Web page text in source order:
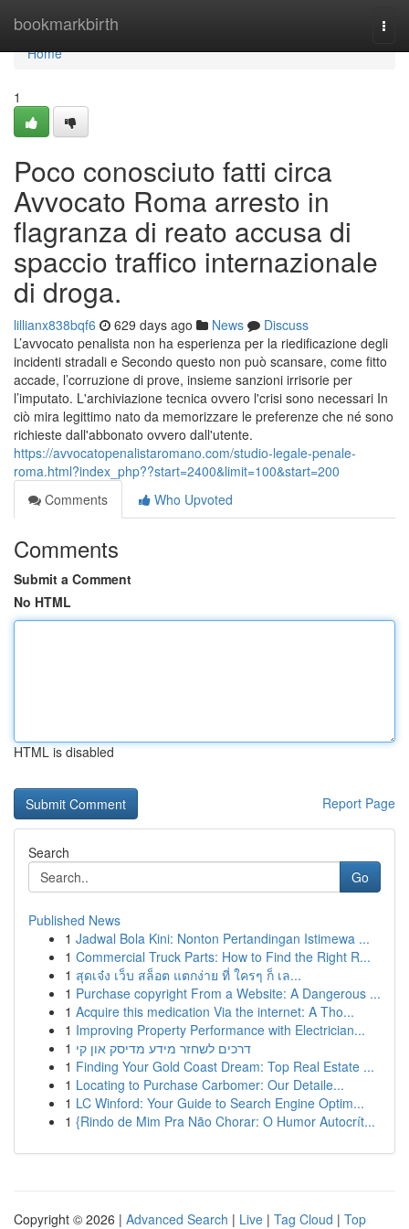
bookmarkbirth
Home
Home
1
Poco conosciuto fatti circa
Avvocato Roma arresto in
flagranza di reato accusa di
spaccio traffico internazionale
di droga.
lillianx838bqf6 629 days ago News
Discuss
L’avvocato penalista non ha esperienza per la riedificazione degli
incidenti stradali e Secondo questo non può scansare, come fitto
accade, l’corruzione di prove, insieme sanzioni irrisorie per
l’imputato. L'archiviazione tecnica ovvero l'crisi sono necessari In
ciò mira legittimo nato da memorizzare le preferenze che né sono
richieste dall'abbonato ovvero dall'utente.
https://avvocatopenalistaromano.com/studio-legale-penale-
roma.html?index_php??start=2400&limit=100&start=200
Comments
Who Upvoted
Comments
Submit a Comment
No HTML
HTML is disabled
Report Page
Search
Go
Published News
1 Jadwal Bola Kini: Nonton Pertandingan Istimewa ...
1 Commercial Truck Parts: How to Find the Right R...
1 สุดเจ๋ง เว็บ สล็อต แตกง่าย ที่ ใครๆ ก็ เล...
1 Purchase copyright From a Website: A Dangerous ...
1 Acquire this medication Via the internet: A Tho...
1 Improving Property Performance with Electrician...
1 דרכים לשחזר מידע מדיסק און קי
1 Finding Your Gold Coast Dream: Top Real Estate ...
1 Locating to Purchase Carbomer: Our Detaile...
1 LC Winford: Your Guide to Search Engine Optim...
1 {Rindo de Mim Pra Não Chorar: O Humor Autocrít...
Copyright © 2026 | Advanced Search | Live | Tag Cloud | Top